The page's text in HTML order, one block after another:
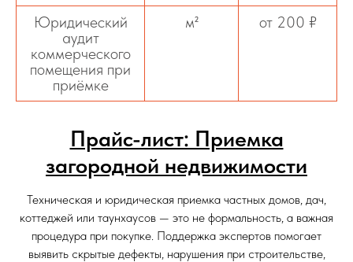
Юридический
аудит
коммерческого
помещения при
приёмке
м² от 200 ₽
Прайс-лист: Приемка
загородной недвижимости
Техническая и юридическая приемка частных домов, дач,
коттеджей или таунхаусов — это не формальность, а важная
процедура при покупке. Поддержка экспертов помогает
выявить скрытые дефекты, нарушения при строительстве,